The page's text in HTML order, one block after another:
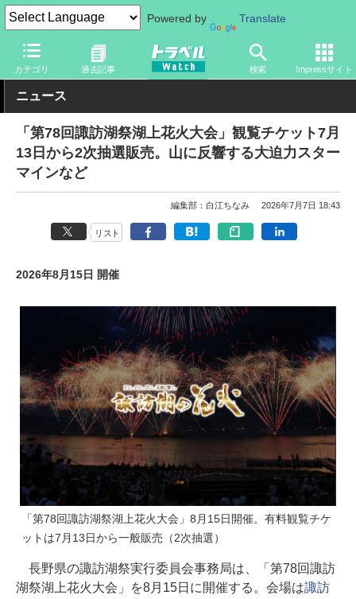
Powered by Translate
カテゴリ 過去記事 検索 Impressサイト
トラベル Watch 旅の情報 目的 季節イベント
ニュース
「第78回諏訪湖祭湖上花火大会」観覧チケット7月
13日から2次抽選販売。山に反響する大迫力スター
マインなど
編集部：白江ちなみ 2026年7月7日 18:43
リスト
2026年8月15日 開催
「第78回諏訪湖祭湖上花火大会」8月15日開催。有料観覧チケ
ットは7月13日から一般販売（2次抽選）
長野県の諏訪湖祭実行委員会事務局は、「第78回諏訪
湖祭湖上花火大会」を8月15日に開催する。会場は諏訪